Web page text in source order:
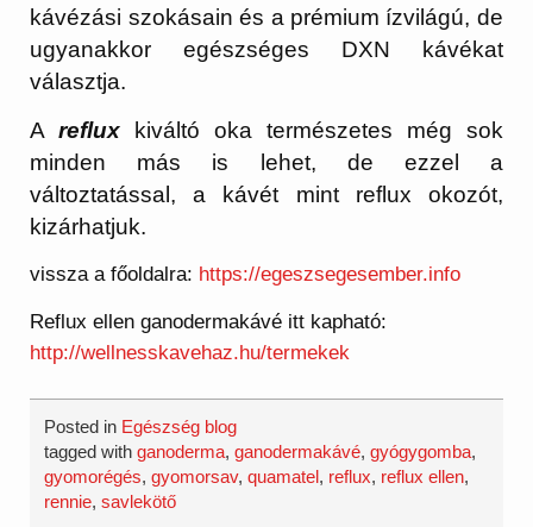
kávézási szokásain és a prémium ízvilágú, de
ugyanakkor egészséges DXN kávékat
választja.
Areflux kiváltó oka természetes még sok
minden más is lehet, de ezzel a
változtatással, a kávét mint reflux okozót,
kizárhatjuk.
vissza a főoldalra: https://egeszsegesember.info
Reflux ellen ganodermakávé itt kapható:
http://wellnesskavehaz.hu/termekek
Posted in Egészség blog
tagged withganoderma,ganodermakávé,gyógygomba,
gyomorégés,gyomorsav,quamatel, reflux, reflux ellen,
rennie,savlekötő